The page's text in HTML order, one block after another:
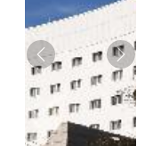
Zurück